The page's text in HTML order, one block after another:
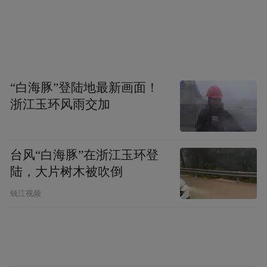
“白海豚”登陆地最新画面！
浙江玉环风雨交加
台风“白海豚”在浙江玉环登
陆，大片树木被吹倒
钱江视频